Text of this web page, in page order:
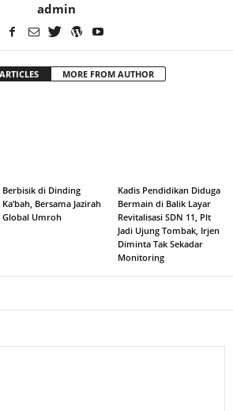
admin
MORE FROM AUTHOR
Berbisik di Dinding
Ka’bah, Bersama Jazirah
Global Umroh
Kadis Pendidikan Diduga
Bermain di Balik Layar
Revitalisasi SDN 11, Plt
Jadi Ujung Tombak, Irjen
Diminta Tak Sekadar
Monitoring